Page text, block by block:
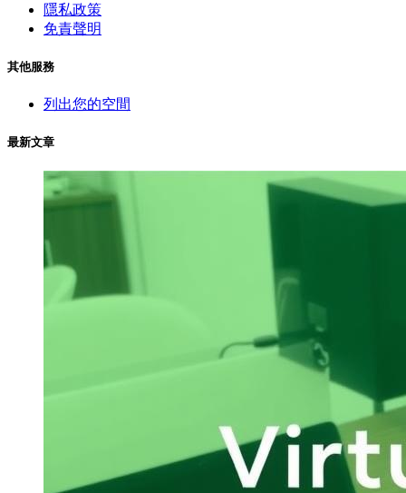
隱私政策
免責聲明
其他服務
列出您的空間
最新文章